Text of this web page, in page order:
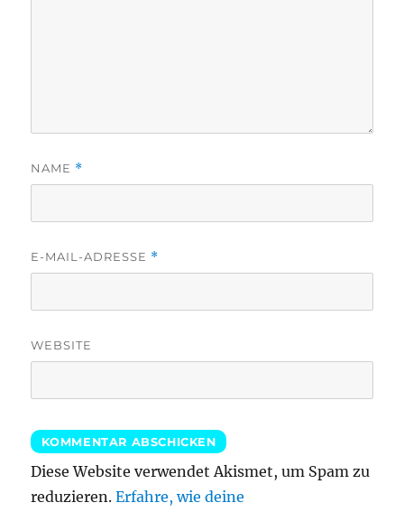
NAME *
E-MAIL-ADRESSE *
WEBSITE
Diese Website verwendet Akismet, um Spam zu
reduzieren.Erfahre, wie deine